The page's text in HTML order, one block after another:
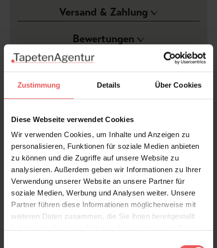
Zustimmung Details Über Cookies
Diese Webseite verwendet Cookies
Wir verwenden Cookies, um Inhalte und Anzeigen zu
personalisieren, Funktionen für soziale Medien anbieten
zu können und die Zugriffe auf unsere Website zu
analysieren. Außerdem geben wir Informationen zu Ihrer
Verwendung unserer Website an unsere Partner für
soziale Medien, Werbung und Analysen weiter. Unsere
Partner führen diese Informationen möglicherweise mit
weiteren Daten zusammen, die Sie ihnen bereitgestellt
Versand & Zahlung
Bewertungen
Sie haben Fragen zum Produkt?
+49 (0)221 932 81 82
Produktgalerie überspringen
Varianten